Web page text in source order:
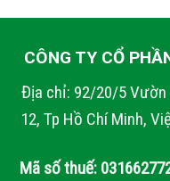
CÔNG TY CỔ
Địa chỉ: 92/20/5 Vườn
12, Tp Hồ Chí Minh,
Mã số thuế: